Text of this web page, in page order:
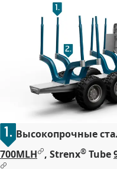
Высокопрочные
700MLH
, Strenx® Tube